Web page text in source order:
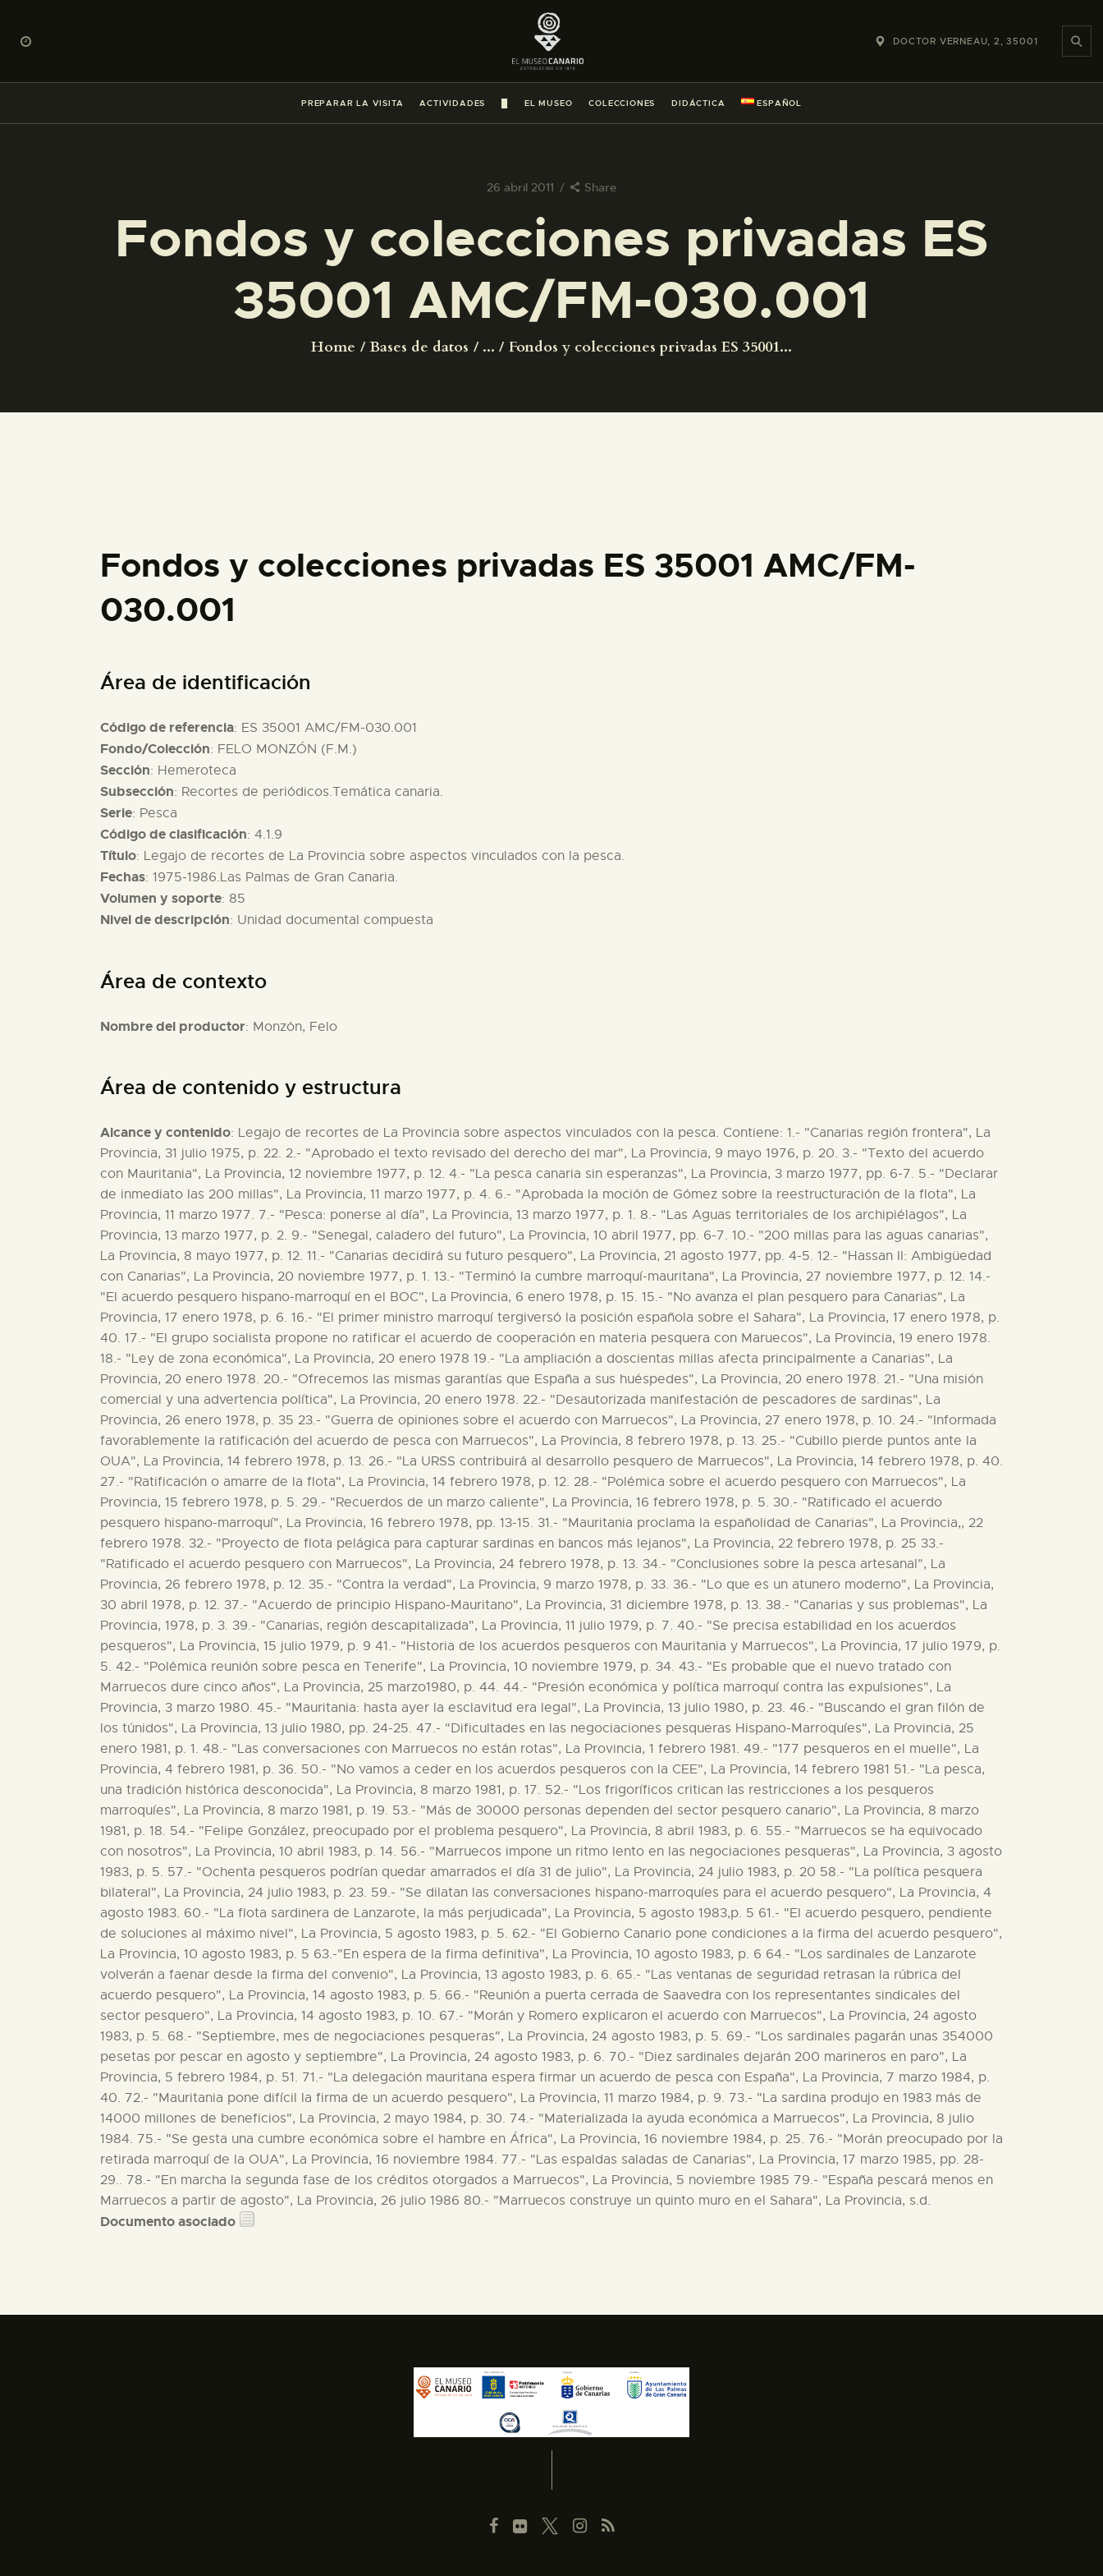
DOCTOR VERNEAU, 2, 35001
PREPARAR LA VISITA ACTIVIDADES EL MUSEO COLECCIONES DIDÁCTICA ESPAÑOL
26 abril 2011 Share
Fondos y colecciones privadas ES
35001 AMC/FM-030.001
Home Bases de datos ... Fondos y colecciones privadas ES 35001...
PREPARAR LA VISITA
ACTIVIDADES
█
COLECCIONES
DIDÁCTICA
ESPAÑOL
Fondos y colecciones privadas ES 35001 AMC/FM-
030.001
Área de identificación
Código de referencia: ES 35001 AMC/FM-030.001
Fondo/Colección: FELO MONZÓN (F.M.)
Sección: Hemeroteca
Subsección: Recortes de periódicos.Temática canaria.
Serie: Pesca
Código de clasificación: 4.1.9
Título: Legajo de recortes de La Provincia sobre aspectos vinculados con la pesca.
Fechas: 1975-1986.Las Palmas de Gran Canaria.
Volumen y soporte: 85
Nivel de descripción: Unidad documental compuesta
Área de contexto
Nombre del productor: Monzón, Felo
Área de contenido y estructura
Alcance y contenido: Legajo de recortes de La Provincia sobre aspectos vinculados con la pesca. Contiene: 1.- "Canarias región frontera", La
Provincia, 31 julio 1975, p. 22. 2.- "Aprobado el texto revisado del derecho del mar", La Provincia, 9 mayo 1976, p. 20. 3.- "Texto del acuerdo
con Mauritania", La Provincia, 12 noviembre 1977, p. 12. 4.- "La pesca canaria sin esperanzas", La Provincia, 3 marzo 1977, pp. 6-7. 5.- "Declarar
de inmediato las 200 millas", La Provincia, 11 marzo 1977, p. 4. 6.- "Aprobada la moción de Gómez sobre la reestructuración de la flota", La
Provincia, 11 marzo 1977. 7.- "Pesca: ponerse al día", La Provincia, 13 marzo 1977, p. 1. 8.- "Las Aguas territoriales de los archipiélagos", La
Provincia, 13 marzo 1977, p. 2. 9.- "Senegal, caladero del futuro", La Provincia, 10 abril 1977, pp. 6-7. 10.- "200 millas para las aguas canarias",
La Provincia, 8 mayo 1977, p. 12. 11.- "Canarias decidirá su futuro pesquero", La Provincia, 21 agosto 1977, pp. 4-5. 12.- "Hassan II: Ambigüedad
con Canarias", La Provincia, 20 noviembre 1977, p. 1. 13.- "Terminó la cumbre marroquí-mauritana", La Provincia, 27 noviembre 1977, p. 12. 14.-
"El acuerdo pesquero hispano-marroquí en el BOC", La Provincia, 6 enero 1978, p. 15. 15.- "No avanza el plan pesquero para Canarias", La
Provincia, 17 enero 1978, p. 6. 16.- "El primer ministro marroquí tergiversó la posición española sobre el Sahara", La Provincia, 17 enero 1978, p.
40. 17.- "El grupo socialista propone no ratificar el acuerdo de cooperación en materia pesquera con Maruecos", La Provincia, 19 enero 1978.
18.- "Ley de zona económica", La Provincia, 20 enero 1978 19.- "La ampliación a doscientas millas afecta principalmente a Canarias", La
Provincia, 20 enero 1978. 20.- "Ofrecemos las mismas garantías que España a sus huéspedes", La Provincia, 20 enero 1978. 21.- "Una misión
comercial y una advertencia política", La Provincia, 20 enero 1978. 22.- "Desautorizada manifestación de pescadores de sardinas", La
Provincia, 26 enero 1978, p. 35 23.- "Guerra de opiniones sobre el acuerdo con Marruecos", La Provincia, 27 enero 1978, p. 10. 24.- "Informada
favorablemente la ratificación del acuerdo de pesca con Marruecos", La Provincia, 8 febrero 1978, p. 13. 25.- "Cubillo pierde puntos ante la
OUA", La Provincia, 14 febrero 1978, p. 13. 26.- "La URSS contribuirá al desarrollo pesquero de Marruecos", La Provincia, 14 febrero 1978, p. 40.
27.- "Ratificación o amarre de la flota", La Provincia, 14 febrero 1978, p. 12. 28.- "Polémica sobre el acuerdo pesquero con Marruecos", La
Provincia, 15 febrero 1978, p. 5. 29.- "Recuerdos de un marzo caliente", La Provincia, 16 febrero 1978, p. 5. 30.- "Ratificado el acuerdo
pesquero hispano-marroquí", La Provincia, 16 febrero 1978, pp. 13-15. 31.- "Mauritania proclama la españolidad de Canarias", La Provincia,, 22
febrero 1978. 32.- "Proyecto de flota pelágica para capturar sardinas en bancos más lejanos", La Provincia, 22 febrero 1978, p. 25 33.-
"Ratificado el acuerdo pesquero con Marruecos", La Provincia, 24 febrero 1978, p. 13. 34.- "Conclusiones sobre la pesca artesanal", La
Provincia, 26 febrero 1978, p. 12. 35.- "Contra la verdad", La Provincia, 9 marzo 1978, p. 33. 36.- "Lo que es un atunero moderno", La Provincia,
30 abril 1978, p. 12. 37.- "Acuerdo de principio Hispano-Mauritano", La Provincia, 31 diciembre 1978, p. 13. 38.- "Canarias y sus problemas", La
Provincia, 1978, p. 3. 39.- "Canarias, región descapitalizada", La Provincia, 11 julio 1979, p. 7. 40.- "Se precisa estabilidad en los acuerdos
pesqueros", La Provincia, 15 julio 1979, p. 9 41.- "Historia de los acuerdos pesqueros con Mauritania y Marruecos", La Provincia, 17 julio 1979, p.
5. 42.- "Polémica reunión sobre pesca en Tenerife", La Provincia, 10 noviembre 1979, p. 34. 43.- "Es probable que el nuevo tratado con
Marruecos dure cinco años", La Provincia, 25 marzo1980, p. 44. 44.- "Presión económica y política marroquí contra las expulsiones", La
Provincia, 3 marzo 1980. 45.- "Mauritania: hasta ayer la esclavitud era legal", La Provincia, 13 julio 1980, p. 23. 46.- "Buscando el gran filón de
los túnidos", La Provincia, 13 julio 1980, pp. 24-25. 47.- "Dificultades en las negociaciones pesqueras Hispano-Marroquíes", La Provincia, 25
enero 1981, p. 1. 48.- "Las conversaciones con Marruecos no están rotas", La Provincia, 1 febrero 1981. 49.- "177 pesqueros en el muelle", La
Provincia, 4 febrero 1981, p. 36. 50.- "No vamos a ceder en los acuerdos pesqueros con la CEE", La Provincia, 14 febrero 1981 51.- "La pesca,
una tradición histórica desconocida", La Provincia, 8 marzo 1981, p. 17. 52.- "Los frigoríficos critican las restricciones a los pesqueros
marroquíes", La Provincia, 8 marzo 1981, p. 19. 53.- "Más de 30000 personas dependen del sector pesquero canario", La Provincia, 8 marzo
1981, p. 18. 54.- "Felipe González, preocupado por el problema pesquero", La Provincia, 8 abril 1983, p. 6. 55.- "Marruecos se ha equivocado
con nosotros", La Provincia, 10 abril 1983, p. 14. 56.- "Marruecos impone un ritmo lento en las negociaciones pesqueras", La Provincia, 3 agosto
1983, p. 5. 57.- "Ochenta pesqueros podrían quedar amarrados el día 31 de julio", La Provincia, 24 julio 1983, p. 20 58.- "La política pesquera
bilateral", La Provincia, 24 julio 1983, p. 23. 59.- "Se dilatan las conversaciones hispano-marroquíes para el acuerdo pesquero", La Provincia, 4
agosto 1983. 60.- "La flota sardinera de Lanzarote, la más perjudicada", La Provincia, 5 agosto 1983,p. 5 61.- "El acuerdo pesquero, pendiente
de soluciones al máximo nivel", La Provincia, 5 agosto 1983, p. 5. 62.- "El Gobierno Canario pone condiciones a la firma del acuerdo pesquero",
La Provincia, 10 agosto 1983, p. 5 63.-"En espera de la firma definitiva", La Provincia, 10 agosto 1983, p. 6 64.- "Los sardinales de Lanzarote
volverán a faenar desde la firma del convenio", La Provincia, 13 agosto 1983, p. 6. 65.- "Las ventanas de seguridad retrasan la rúbrica del
acuerdo pesquero", La Provincia, 14 agosto 1983, p. 5. 66.- "Reunión a puerta cerrada de Saavedra con los representantes sindicales del
sector pesquero", La Provincia, 14 agosto 1983, p. 10. 67.- "Morán y Romero explicaron el acuerdo con Marruecos", La Provincia, 24 agosto
1983, p. 5. 68.- "Septiembre, mes de negociaciones pesqueras", La Provincia, 24 agosto 1983, p. 5. 69.- "Los sardinales pagarán unas 354000
pesetas por pescar en agosto y septiembre", La Provincia, 24 agosto 1983, p. 6. 70.- "Diez sardinales dejarán 200 marineros en paro", La
Provincia, 5 febrero 1984, p. 51. 71.- "La delegación mauritana espera firmar un acuerdo de pesca con España", La Provincia, 7 marzo 1984, p.
40. 72.- "Mauritania pone difícil la firma de un acuerdo pesquero", La Provincia, 11 marzo 1984, p. 9. 73.- "La sardina produjo en 1983 más de
14000 millones de beneficios", La Provincia, 2 mayo 1984, p. 30. 74.- "Materializada la ayuda económica a Marruecos", La Provincia, 8 julio
1984. 75.- "Se gesta una cumbre económica sobre el hambre en África", La Provincia, 16 noviembre 1984, p. 25. 76.- "Morán preocupado por la
retirada marroquí de la OUA", La Provincia, 16 noviembre 1984. 77.- "Las espaldas saladas de Canarias", La Provincia, 17 marzo 1985, pp. 28-
29.. 78.- "En marcha la segunda fase de los créditos otorgados a Marruecos", La Provincia, 5 noviembre 1985 79.- "España pescará menos en
Marruecos a partir de agosto", La Provincia, 26 julio 1986 80.- "Marruecos construye un quinto muro en el Sahara", La Provincia, s.d.
Documento asociado